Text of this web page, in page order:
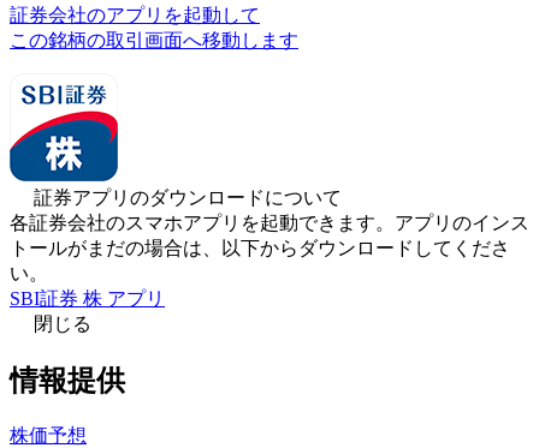
証券会社のアプリを起動して
この銘柄の取引画面へ移動します
証券アプリのダウンロードについて
各証券会社のスマホアプリを起動できます。アプリのインス
トールがまだの場合は、以下からダウンロードしてくださ
い。
SBI証券 株 アプリ
閉じる
情報提供
株価予想